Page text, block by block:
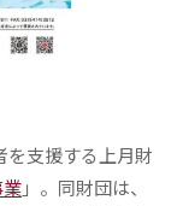
支援する上月財
」。同財団は、